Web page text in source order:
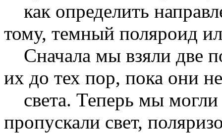
как определить
тому, темный поляроид
Сначала мы взяли две
их до тех пор, пока они
света. Теперь мы могли
пропускали свет,